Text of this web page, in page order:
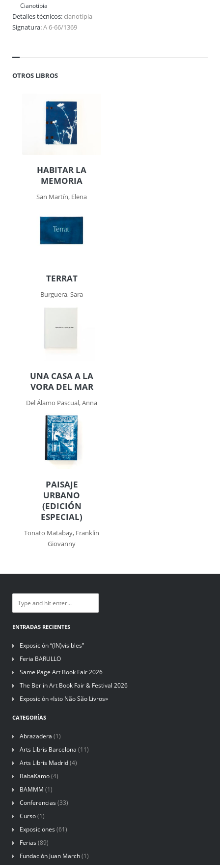
Cianotipia
Detalles técnicos:cianotipia
Signatura:A 6-66/1369
OTROS LIBROS
HABITAR LA
MEMORIA
San Martín, Elena
TERRAT
Burguera, Sara
UNA CASA A LA
VORA DEL MAR
Del Álamo Pascual, Anna
PAISAJE
URBANO
(EDICIÓN
ESPECIAL)
Tonato Matabay, Franklin
Giovanny
ENTRADAS RECIENTES
Exposición “(IN)visibles”
Feria BARULLO
Same Page Art Book Fair 2026
The Berlin Art Book Fair & Festival 2026
Exposición «Isto Não São Livros»
CATEGORÍAS
Abrazadera (1)
Arts Libris Barcelona (11)
Arts Libris Madrid(4)
BabaKamo(4)
BAMMM (1)
Conferencias (33)
Curso(1)
Exposiciones (61)
Ferias (89)
Fundación Juan March(1)